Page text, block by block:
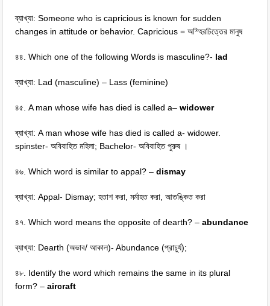
ব্যাখ্যা: Someone who is capricious is known for sudden
changes in attitude or behavior. Capricious = অস্হিরচিত্তের মানুষ
৪৪. Which one of the following Words is masculine?- lad
ব্যাখ্যা: Lad (masculine) – Lass (feminine)
৪৫. A man whose wife has died is called a–widower
ব্যাখ্যা: A man whose wife has died is called a- widower.
spinster- অবিবাহিত মহিলা; Bachelor- অবিবাহিত পুরুষ ।
৪৬. Which word is similar to appal? – dismay
ব্যাখ্যা: Appal- Dismay; হতাশ করা, মর্মাহত করা, আতঙ্কিত করা
৪৭. Which word means the opposite of dearth? – abundance
ব্যাখ্যা: Dearth (অভাব/ আকাল)- Abundance (প্রাচুর্য);
৪৮. Identify the word which remains the same in its plural
form? – aircraft